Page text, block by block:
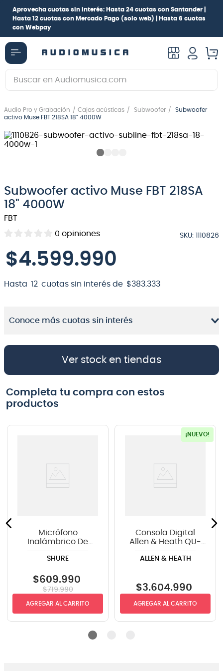
Aprovecha cuotas sin interés: Hasta 24 cuotas con Santander |
Hasta 12 cuotas con Mercado Pago (solo web) |
Hasta 6 cuotas
con Webpay
Buscar en Audiomusica.com
Audio Pro y Grabación Cajas acústicas Subwoofer
Subwoofer
activo Muse FBT 218SA 18" 4000W
Subwoofer activo Muse FBT 218SA
18" 4000W
FBT
0 opiniones SKU: 1110826
$4.599.990
Hasta 12 cuotas sin interés de $383 333
Conoce más cuotas sin interés
Ver stock en tiendas
Completa tu compra con estos
productos
Micrófono
Inalámbrico De
BLX24R/B58 - H10
SHURE
$609.990
$719.990
AGREGAR AL CARRITO
¡NUEVO!
Consola Digital
Allen & Heath QU-
Dante
ALLEN & HEATH
$3.604.990
AGREGAR AL CARRITO
1.
guitarra electrica
2.
bajo
guitarra electroacústica
5.
amplificador
6.
guitarra
7
9
micrófono